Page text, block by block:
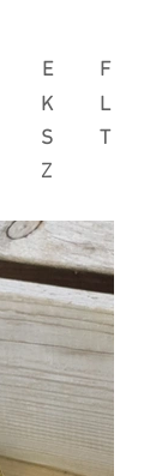
E
K
S
Z
F
L
T